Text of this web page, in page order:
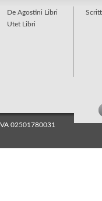
De Agostini Libri
Utet Libri
02501780031